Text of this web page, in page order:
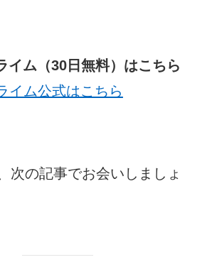
イム（30日無料）はこちら
イム公式はこちら
次の記事でお会いしましょ